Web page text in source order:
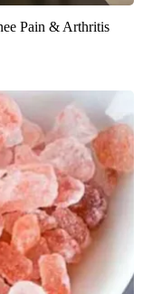
Pain & Arthritis